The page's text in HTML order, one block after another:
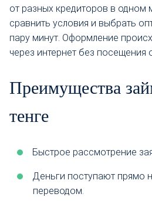
от разных кредиторов в одном
сравнить условия и выбрать
пару минут. Оформление
через интернет без посещения
Преимущества
тенге
Быстрое рассмотрение
Деньги поступают прямо
переводом.